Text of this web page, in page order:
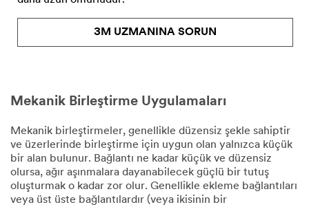
3M UZMANINA SORUN
Mekanik Birleştirme Uygulamaları
Mekanik birleştirmeler, genellikle düzensiz şekle sahiptir
ve üzerlerinde birleştirme için uygun olan yalnızca küçük
bir alan bulunur. Bağlantı ne kadar küçük ve düzensiz
olursa, ağır aşınmalara dayanabilecek güçlü bir tutuş
oluşturmak o kadar zor olur. Genellikle ekleme bağlantıları
veya üst üste bağlantılardır (veya ikisinin bir